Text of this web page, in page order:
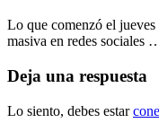
Lo que comenzó el
masiva en redes sociales
Deja una respuesta
Lo siento, debes estar